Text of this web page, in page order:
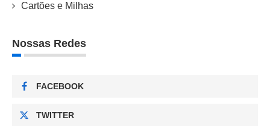
Cartões e Milhas
Nossas Redes
FACEBOOK
TWITTER